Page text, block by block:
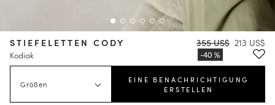
STIEFELETTEN CODY
Kodiak
355 US$ 213 US$
Größen
EINE BENACHRICHTIGUNG
ERSTELLEN